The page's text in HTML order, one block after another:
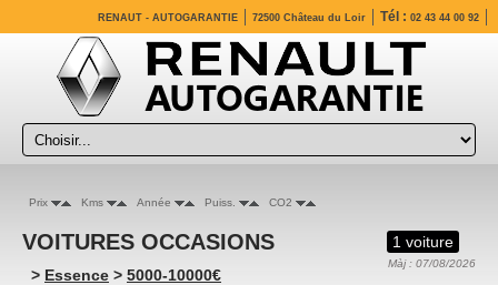
RENAUT - AUTOGARANTIE 72500 Château du Loir Tél : 02 43 44 00 92
Prix Kms Année Puiss. CO2
1 voiture
Màj : 07/08/2026
VOITURES OCCASIONS
> Essence > 5000-10000€